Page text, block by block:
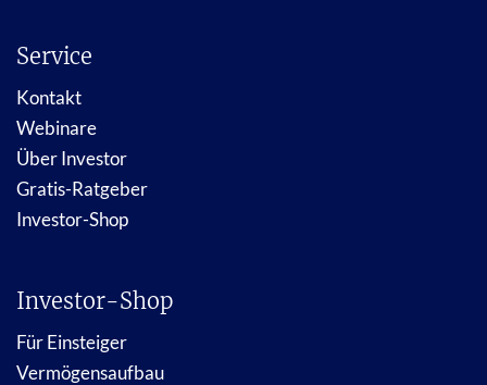
Service
Kontakt
Webinare
Über Investor
Gratis-Ratgeber
Investor-Shop
Investor-Shop
Für Einsteiger
Vermögensaufbau